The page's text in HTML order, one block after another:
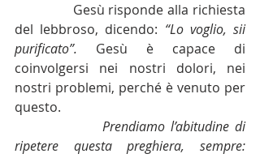
del lebbroso, dicendo: “Lo voglio, sii
purificato”. Gesù è capace di
coinvolgersi nei nostri dolori, nei
nostri problemi, perché è venuto per
questo.
Prendiamo l’abitudine di
ripetere questa preghiera, sempre: